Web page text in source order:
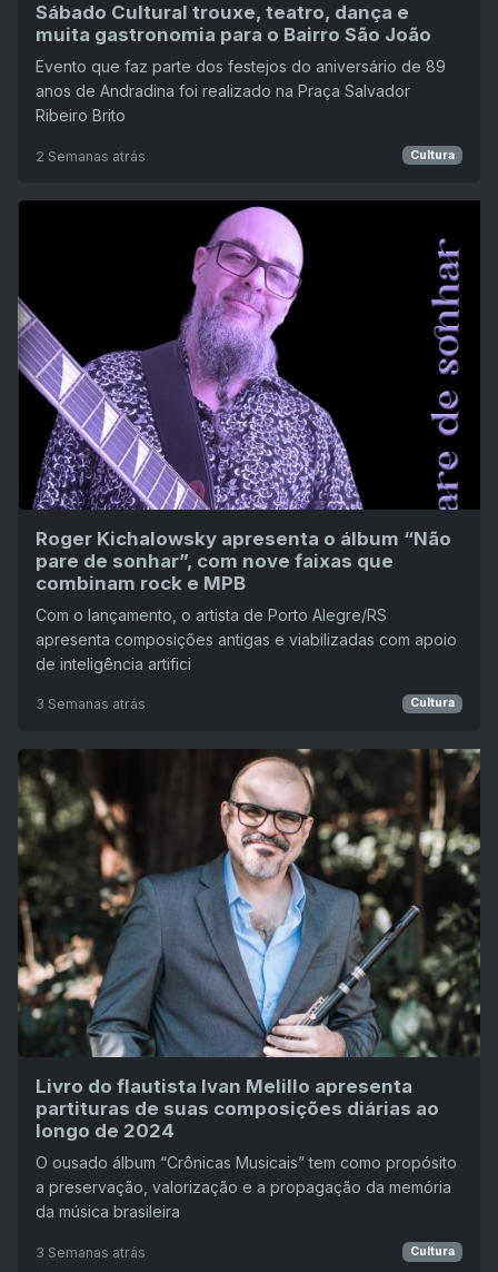
Sábado Cultural trouxe, teatro, dança e
muita gastronomia para o Bairro São João
Evento que faz parte dos festejos do aniversário de 89
anos de Andradina foi realizado na Praça Salvador
Ribeiro Brito
2 Semanas atrás Cultura
Roger Kichalowsky apresenta o álbum “Não
pare de sonhar”, com nove faixas que
combinam rock e MPB
Com o lançamento, o artista de Porto Alegre/RS
apresenta composições antigas e viabilizadas com apoio
de inteligência artifici
3 Semanas atrás Cultura
Livro do flautista Ivan Melillo apresenta
partituras de suas composições diárias ao
longo de 2024
O ousado álbum “Crônicas Musicais” tem como propósito
a preservação, valorização e a propagação da memória
da música brasileira
3 Semanas atrás Cultura